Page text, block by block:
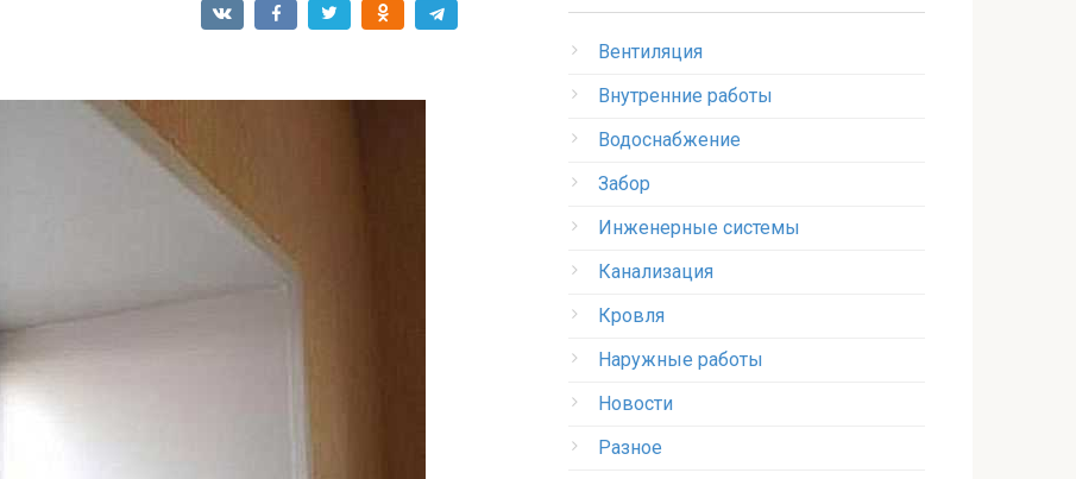
Вентиляция
Внутренние работы
Водоснабжение
Забор
Инженерные системы
Канализация
Кровля
Наружные работы
Новости
Разное